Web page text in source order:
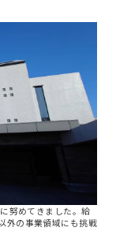
努めてきました。給
外の事業領域にも挑戦